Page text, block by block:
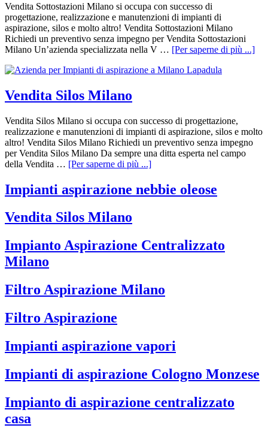
Vendita Sottostazioni Milano si occupa con successo di
progettazione, realizzazione e manutenzioni di impianti di
aspirazione, silos e molto altro! Vendita Sottostazioni Milano
Richiedi un preventivo senza impegno per Vendita Sottostazioni
Milano Un’azienda specializzata nella V … [Per saperne di più ...]
Vendita Silos Milano
Vendita Silos Milano si occupa con successo di progettazione,
realizzazione e manutenzioni di impianti di aspirazione, silos e molto
altro! Vendita Silos Milano Richiedi un preventivo senza impegno
per Vendita Silos Milano Da sempre una ditta esperta nel campo
della Vendita … [Per saperne di più ...]
Impianti aspirazione nebbie oleose
Vendita Silos Milano
Impianto Aspirazione Centralizzato
Milano
Filtro Aspirazione Milano
Filtro Aspirazione
Impianti aspirazione vapori
Impianti di aspirazione Cologno Monzese
Impianto di aspirazione centralizzato
casa